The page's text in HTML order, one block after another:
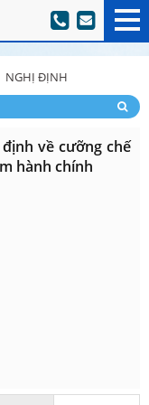
NGHỊ ĐỊNH
về cưỡng chế
hành chính